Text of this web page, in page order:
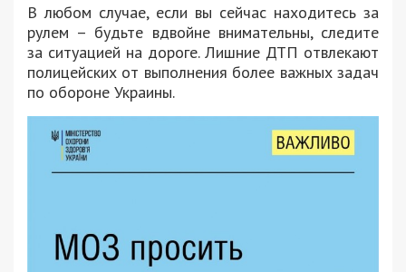
В любом случае, если вы сейчас находитесь за
рулем – будьте вдвойне внимательны, следите
за ситуацией на дороге. Лишние ДТП отвлекают
полицейских от выполнения более важных задач
по обороне Украины.